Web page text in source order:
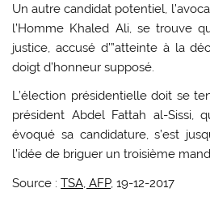
Un autre candidat potentiel,
l’Homme Khaled Ali, se trouve
justice, accusé d’”atteinte à la
doigt d’honneur supposé.
L’élection présidentielle doit se
président Abdel Fattah al-Sissi,
évoqué sa candidature, s’est
l’idée de briguer un troisième
Source :TSA, AFP, 19-12-2017